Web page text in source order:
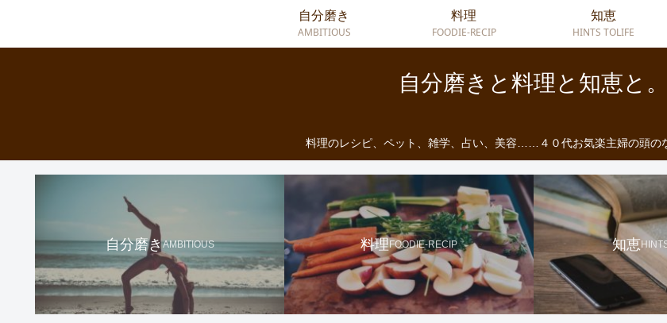
自分磨きと料理と知恵と。
料理のレシピ、ペット、雑学、占い、美容……４０代お気楽主婦の頭の
自分磨き
AMBITIOUS
料理
FOODIE-RECIP
知恵
HINTS TOLIFE
自分磨きAMBITIOUS 料理FOODIE-RECIP 知恵